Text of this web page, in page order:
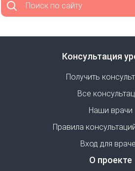
Поиск по сайту
Консультация
Получить
Все
Наши врачи
Правила
Вход для
О проекте